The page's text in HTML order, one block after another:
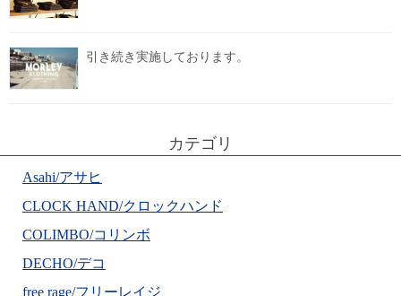
引き続き実施しております。
カテゴリ
Asahi/アサヒ
CLOCK HAND/クロックハンド
COLIMBO/コリンボ
DECHO/デコ
free rage/フリーレイジ